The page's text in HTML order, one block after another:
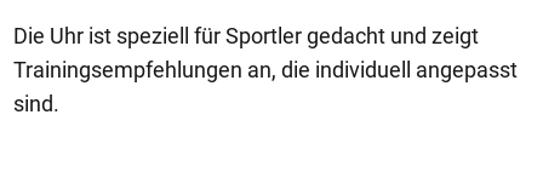
Die Uhr ist speziell für Sportler gedacht und zeigt
Trainingsempfehlungen an, die individuell angepasst
sind.